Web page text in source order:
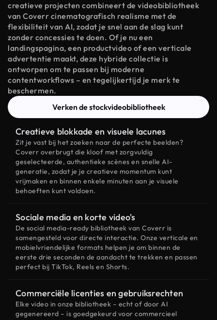
creatieve projecten combineert de videobibliotheek
van Coverr cinematografisch realisme met de
flexibiliteit van AI, zodat je snel aan de slag kunt
zonder concessies te doen. Of je nu een
landingspagina, een productvideo of een verticale
advertentie maakt, deze hybride collectie is
ontworpen om te passen bij moderne
contentworkflows – en tegelijkertijd je merk te
beschermen.
Verken de stockvideobibliotheek
Creatieve blokkade en visuele lacunes
Zit je vast bij het zoeken naar de perfecte beelden?
Coverr overbrugt die kloof met zorgvuldig
geselecteerde, authentieke scènes en snelle AI-
generatie, zodat je je creatieve momentum kunt
vrijmaken en binnen enkele minuten aan je visuele
behoeften kunt voldoen.
Sociale media en korte video's
De social media-ready bibliotheek van Coverr is
samengesteld voor directe interactie. Onze verticale en
mobielvriendelijke formats helpen je om binnen de
eerste drie seconden de aandacht te trekken en passen
perfect bij TikTok, Reels en Shorts.
Commerciële licenties en gebruiksrechten
Elke video in onze bibliotheek – echt of door AI
gegenereerd – is goedgekeurd voor commercieel